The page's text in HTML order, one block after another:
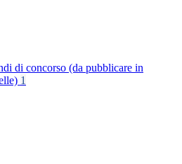
di concorso (da pubblicare in
1